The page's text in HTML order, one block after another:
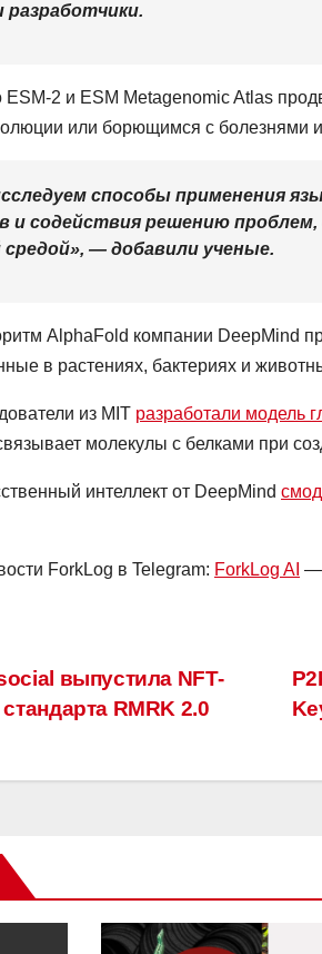
ESM-2 и ESM Metagenomic Atlas
или борющимся с болезнями
способы применения
и содействия решению проблем,
— добавили ученые.
AlphaFold компании DeepMind
в растениях, бактериях и
из MIT разработали модель
молекулы с белками при
интеллект от DeepMind
ForkLog в Telegram: ForkLog AI —
выпустила NFT-
RMRK 2.0